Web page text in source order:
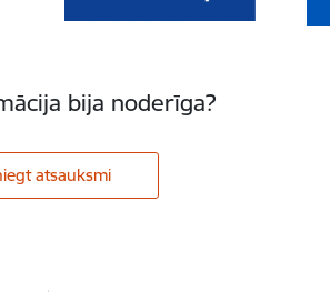
bija noderīga?
atsauksmi